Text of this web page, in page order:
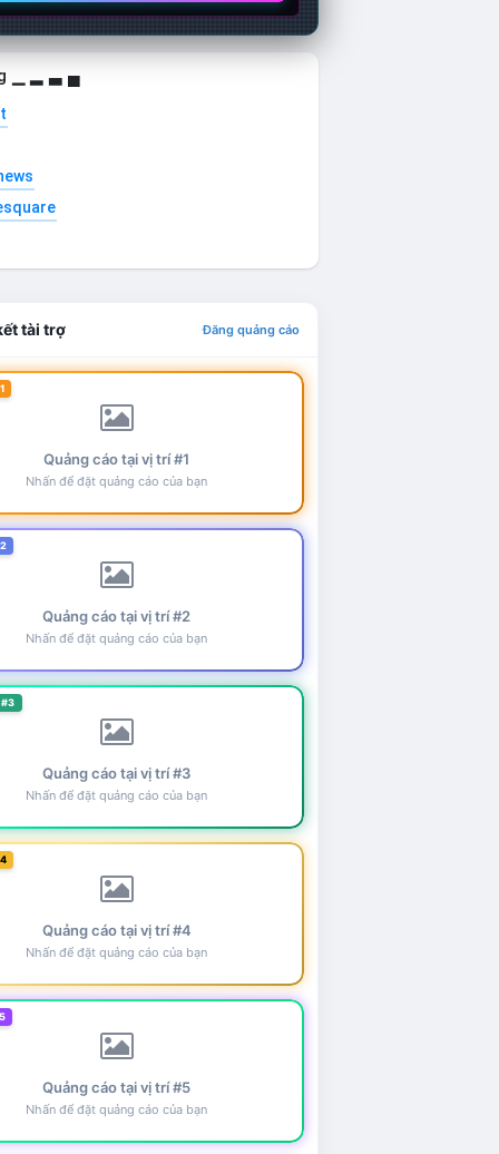
▁ ▂ ▃ ▄
tài trợ Đăng quảng cáo
Quảng cáo tại vị trí #1
Nhấn để đặt quảng cáo của bạn
Quảng cáo tại vị trí #2
Nhấn để đặt quảng cáo của bạn
Quảng cáo tại vị trí #3
Nhấn để đặt quảng cáo của bạn
Quảng cáo tại vị trí #4
Nhấn để đặt quảng cáo của bạn
Quảng cáo tại vị trí #5
Nhấn để đặt quảng cáo của bạn